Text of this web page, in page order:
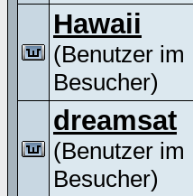
Hawaii
(Benutzer
Besucher)
dreamsat
(Benutzer
Besucher)